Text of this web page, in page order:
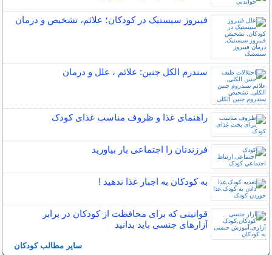
فیبروز سیستیک در کودکان؛ علائم، تشخیص و درمان
سندرم الکل جنین: علائم ، علل و درمان
راهنمای غذا و ظروف مناسب غذای کودک
فرزندتان را اجتماعی بار بیاورید
به کودکان به اجبار غذا ندهید !
قوانینی که برای محافظت از کودکان در برابر
آزارهای جنسی باید بدانید
سایر مطالب کودکان